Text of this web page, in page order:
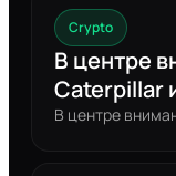
Crypto
В центре
Caterpillar
В центре